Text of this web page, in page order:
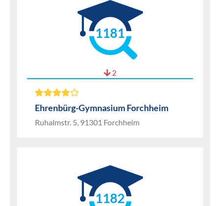
1181
2
Ehrenbürg-Gymnasium Forchheim
Ruhalmstr. 5, 91301 Forchheim
1182